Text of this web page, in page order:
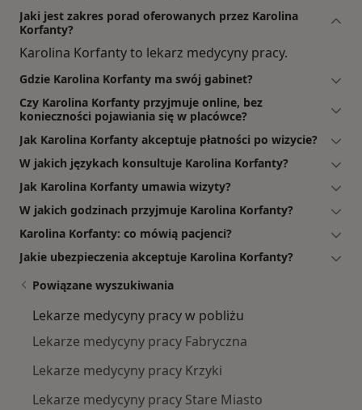
Jaki jest zakres porad oferowanych przez Karolina
Korfanty?
Karolina Korfanty to lekarz medycyny pracy.
Gdzie Karolina Korfanty ma swój gabinet?
Czy Karolina Korfanty przyjmuje online, bez
konieczności pojawiania się w placówce?
Jak Karolina Korfanty akceptuje płatności po wizycie?
W jakich językach konsultuje Karolina Korfanty?
Jak Karolina Korfanty umawia wizyty?
W jakich godzinach przyjmuje Karolina Korfanty?
Karolina Korfanty: co mówią pacjenci?
Jakie ubezpieczenia akceptuje Karolina Korfanty?
Powiązane wyszukiwania
Lekarze medycyny pracy w pobliżu
Lekarze medycyny pracy Fabryczna
Lekarze medycyny pracy Krzyki
Lekarze medycyny pracy Stare Miasto